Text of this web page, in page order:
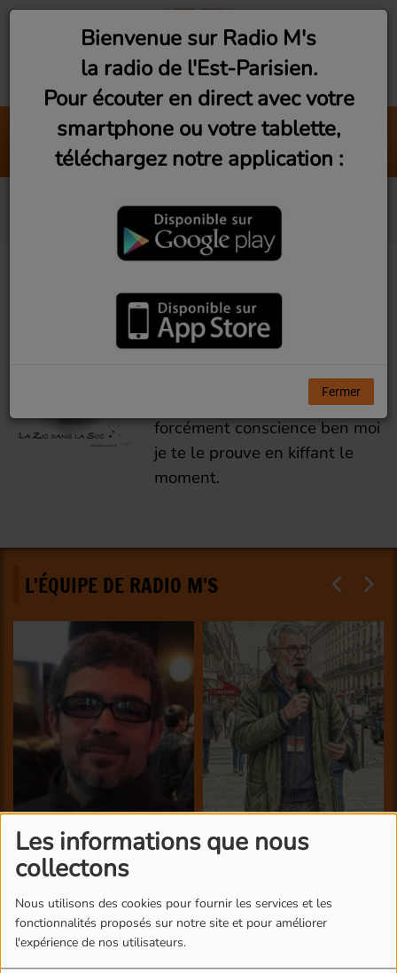
Les informations que nous
collectons
Nous utilisons des cookies pour fournir les services et les
fonctionnalités proposés sur notre site et pour améliorer
l'expérience de nos utilisateurs.
Flash Info
Chroniques
Lionel
l’émission "La Zic dans la Soc
le mardi à 19h.
La musique est partout dans
la société tu n'en a pas
forcément conscience ben moi
je te le prouve en kiffant le
moment.
L'ÉQUIPE DE RADIO M'S
Bienvenue sur Radio M's
la radio de l'Est-Parisien.
Pour écouter en direct avec votre
smartphone ou votre tablette,
téléchargez notre application :
Fermer